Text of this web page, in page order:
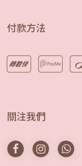
付款方法
關注我們